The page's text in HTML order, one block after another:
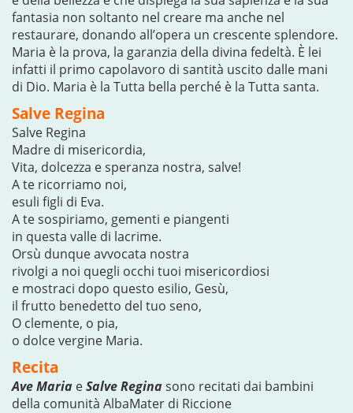
fantasia non soltanto nel creare ma anche nel
restaurare, donando all’opera un crescente splendore.
Maria è la prova, la garanzia della divina fedeltà. È lei
infatti il primo capolavoro di santità uscito dalle mani
di Dio. Maria è la Tutta bella perché è la Tutta santa.
Salve Regina
Salve Regina
Madre di misericordia,
Vita, dolcezza e speranza nostra, salve!
A te ricorriamo noi,
esuli figli di Eva.
A te sospiriamo, gementi e piangenti
in questa valle di lacrime.
Orsù dunque avvocata nostra
rivolgi a noi quegli occhi tuoi misericordiosi
e mostraci dopo questo esilio, Gesù,
il frutto benedetto del tuo seno,
O clemente, o pia,
o dolce vergine Maria.
Recita
Ave Maria eSalve Reginasono recitati dai bambini
della comunità AlbaMater di Riccione